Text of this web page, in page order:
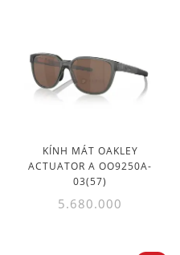
KÍNH MÁT OAKLEY
ACTUATOR A OO9250A-
03(57)
5.680.000